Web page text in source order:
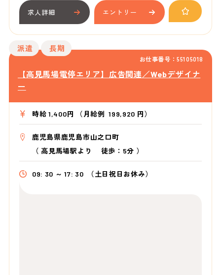
求人詳細 エントリー
お仕事番号：55105018
派遣 長期
【高見馬場電停エリア】広告関連／Webデザイナ
ー
時給 1,400円 （月給例 199,920 円）
鹿児島県鹿児島市山之口町
（ 高見馬場駅より 徒歩：5分 ）
09: 30 ～ 17: 30 （土日祝日お休み）